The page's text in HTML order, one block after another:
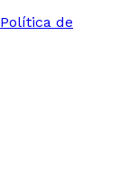
Política de